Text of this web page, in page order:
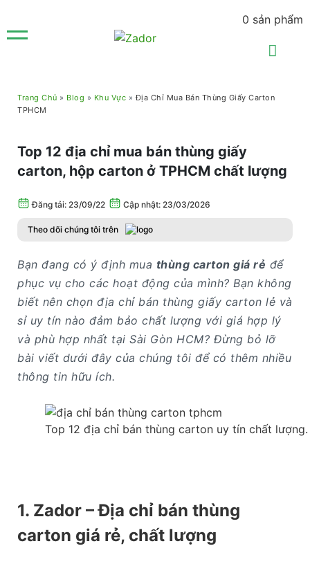
0 sản phẩm
Trang Chủ » Blog » Khu Vực »Địa Chỉ Mua Bán Thùng Giấy Carton
TPHCM
Top 12 địa chỉ mua bán thùng giấy
carton, hộp carton ở TPHCM chất lượng
Đăng tải: 23/09/22 Cập nhật: 23/03/2026
Theo dõi chúng tôi trên
Bạn đang có ý định mua thùng carton giá rẻ để
phục vụ cho các hoạt động của mình? Bạn không
biết nên chọn địa chỉ bán thùng giấy carton lẻ và
sỉ uy tín nào đảm bảo chất lượng với giá hợp lý
và phù hợp nhất tại Sài Gòn HCM? Đừng bỏ lỡ
bài viết dưới đây của chúng tôi để có thêm nhiều
thông tin hữu ích.
Top 12 địa chỉ bán thùng carton uy tín chất lượng.
1. Zador – Địa chỉ bán thùng
carton giá rẻ, chất lượng